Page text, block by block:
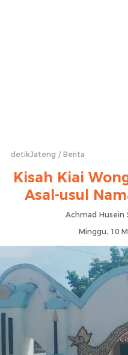
detikJateng Berita
Kisah Kiai
Asal-usul
Achmad Husein
Minggu, 10